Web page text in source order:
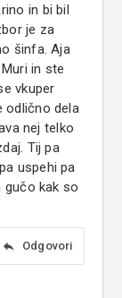
in bi bil
je za
šinfa. Aja
in ste
vkuper
odlično dela
nej telko
Tij pa
uspehi pa
gučo kak so
reply Odgovori